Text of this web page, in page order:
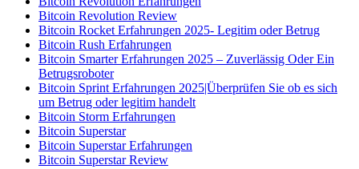
Bitcoin Revolution Review
Bitcoin Rocket Erfahrungen 2025- Legitim oder Betrug
Bitcoin Rush Erfahrungen
Bitcoin Smarter Erfahrungen 2025 – Zuverlässig Oder Ein
Betrugsroboter
Bitcoin Sprint Erfahrungen 2025|Überprüfen Sie ob es sich
um Betrug oder legitim handelt
Bitcoin Storm Erfahrungen
Bitcoin Superstar
Bitcoin Superstar Erfahrungen
Bitcoin Superstar Review